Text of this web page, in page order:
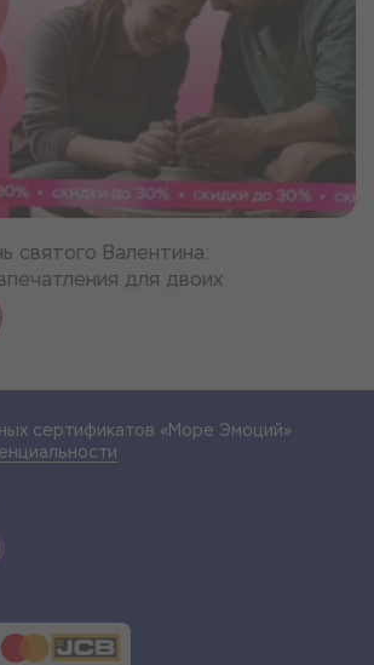
святого Валентина:
для двоих
сертификатов «Море Эмоций»